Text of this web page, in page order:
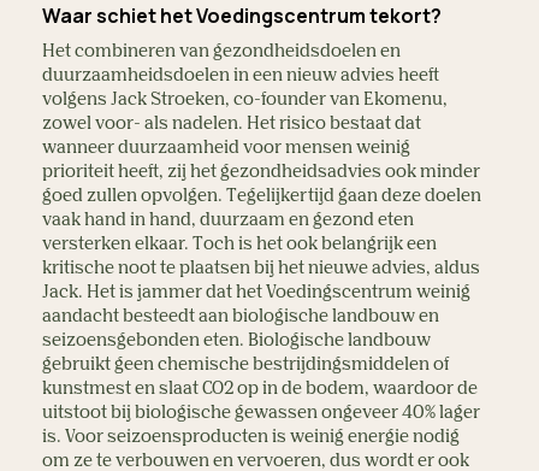
Waar schiet het Voedingscentrum tekort?
Het combineren van gezondheidsdoelen en
duurzaamheidsdoelen in een nieuw advies heeft
volgens Jack Stroeken, co-founder van Ekomenu,
zowel voor- als nadelen. Het risico bestaat dat
wanneer duurzaamheid voor mensen weinig
prioriteit heeft, zij het gezondheidsadvies ook minder
goed zullen opvolgen. Tegelijkertijd gaan deze doelen
vaak hand in hand, duurzaam en gezond eten
versterken elkaar. Toch is het ook belangrijk een
kritische noot te plaatsen bij het nieuwe advies, aldus
Jack. Het is jammer dat het Voedingscentrum weinig
aandacht besteedt aan biologische landbouw en
seizoensgebonden eten. Biologische landbouw
gebruikt geen chemische bestrijdingsmiddelen of
kunstmest en slaat CO2 op in de bodem, waardoor de
uitstoot bij biologische gewassen ongeveer 40% lager
is. Voor seizoensproducten is weinig energie nodig
om ze te verbouwen en vervoeren, dus wordt er ook